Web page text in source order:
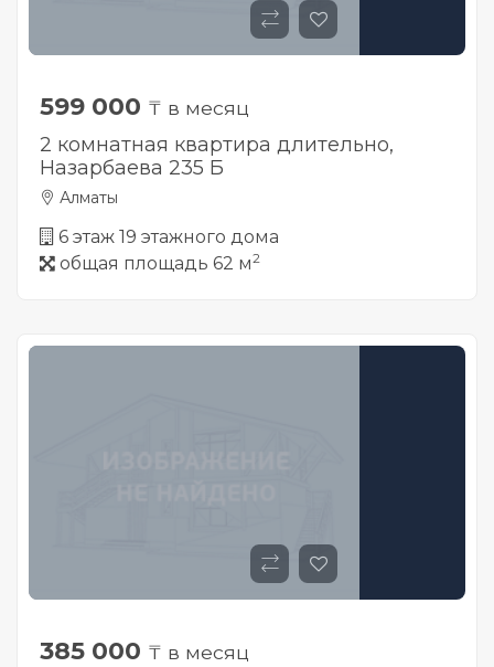
599 000 ₸ в месяц
2 комнатная квартира длительно,
Назарбаева 235 Б
Алматы
6 этаж 19 этажного дома
общая площадь 62 м2
385 000 ₸ в месяц